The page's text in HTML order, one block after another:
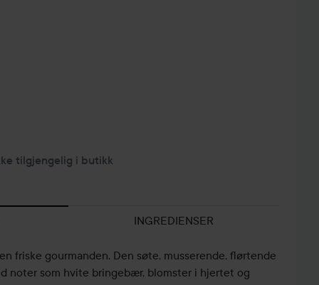
tilgjengelig i butikk
INGREDIENSER
friske gourmanden. Den søte, musserende, flørtende
noter som hvite bringebær, blomster i hjertet og